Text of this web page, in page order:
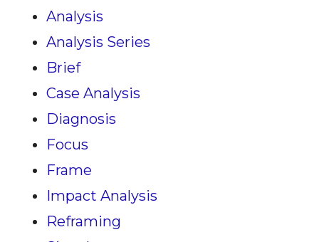
Analysis
Analysis Series
Brief
Case Analysis
Diagnosis
Focus
Frame
Impact Analysis
Reframing